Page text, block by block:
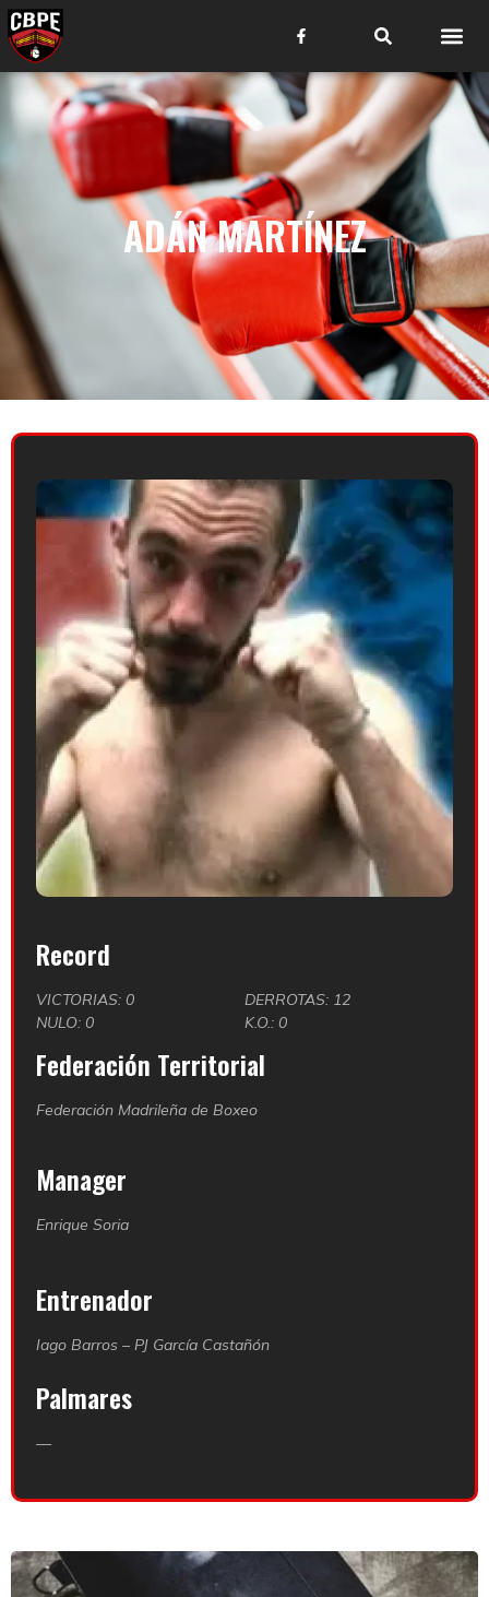
ADÁN MARTÍNEZ
Record
VICTORIAS: 0
DERROTAS: 12
NULO: 0
K.O.: 0
Federación Territorial
Federación Madrileña de Boxeo
Manager
Enrique Soria
Entrenador
Iago Barros – PJ García Castañón
Palmares
—